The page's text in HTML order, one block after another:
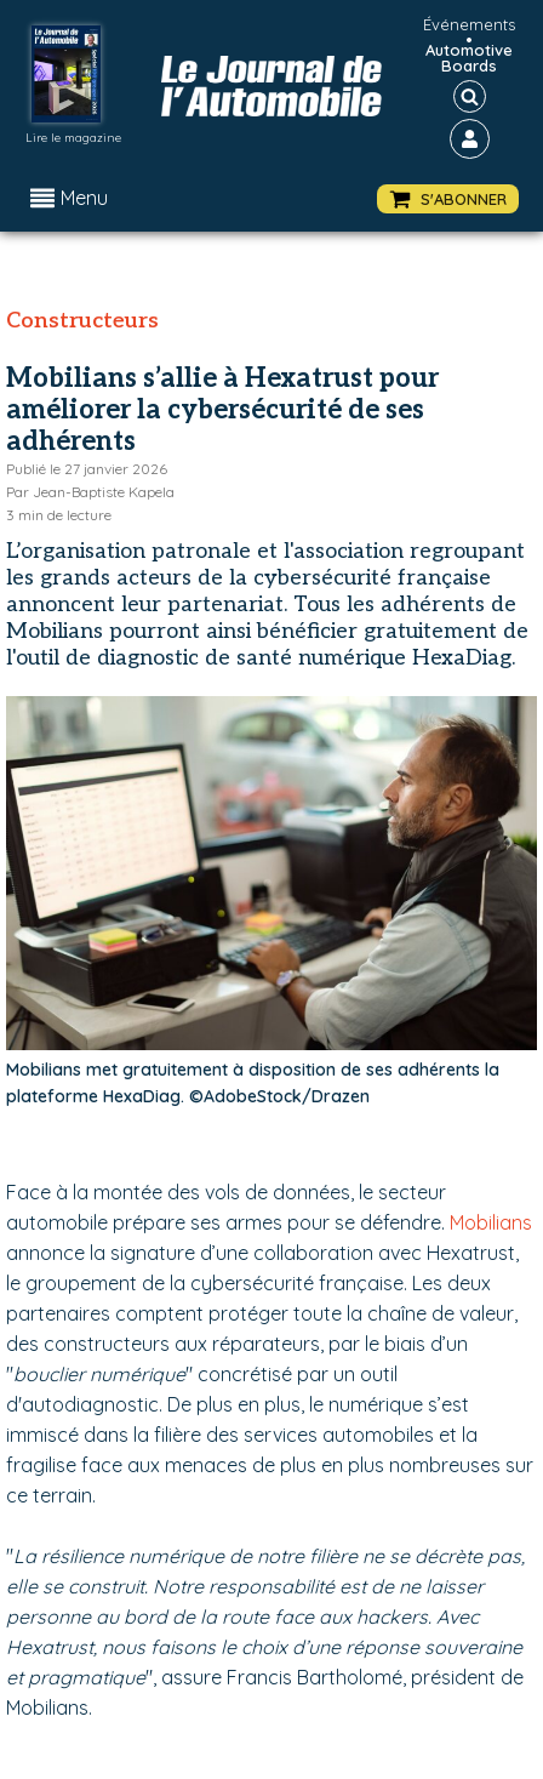
Lire le magazine
Événements
•
Automotive
Boards
Menu S'ABONNER
Constructeurs
Mobilians s’allie à Hexatrust pour
améliorer la cybersécurité de ses
adhérents
Publié le 27 janvier 2026
Par Jean-Baptiste Kapela
3 min de lecture
L’organisation patronale et l'association regroupant
les grands acteurs de la cybersécurité française
annoncent leur partenariat. Tous les adhérents de
Mobilians pourront ainsi bénéficier gratuitement de
l'outil de diagnostic de santé numérique HexaDiag.
Mobilians met gratuitement à disposition de ses adhérents la
plateforme HexaDiag. ©AdobeStock/Drazen
Face à la montée des vols de données, le secteur
automobile prépare ses armes pour se défendre. Mobilians
annonce la signature d’une collaboration avec Hexatrust,
le groupement de la cybersécurité française. Les deux
partenaires comptent protéger toute la chaîne de valeur,
des constructeurs aux réparateurs, par le biais d’un
"bouclier numérique" concrétisé par un outil
d'autodiagnostic. De plus en plus, le numérique s’est
immiscé dans la filière des services automobiles et la
fragilise face aux menaces de plus en plus nombreuses sur
ce terrain.
"La résilience numérique de notre filière ne se décrète pas,
elle se construit. Notre responsabilité est de ne laisser
personne au bord de la route face aux hackers. Avec
Hexatrust, nous faisons le choix d’une réponse souveraine
et pragmatique", assure Francis Bartholomé, président de
Mobilians.